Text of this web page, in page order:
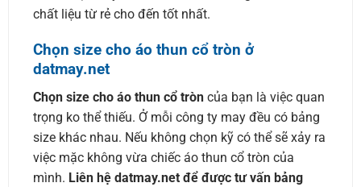
chất liệu từ rẻ cho đến tốt nhất.
Chọn size cho áo thun cổ tròn ở
datmay.net
Chọn size cho áo thun cổ tròn của bạn là việc quan
trọng ko thể thiếu. Ở mỗi công ty may đều có bảng
size khác nhau. Nếu không chọn kỹ có thể sẽ xảy ra
việc mặc không vừa chiếc áo thun cổ tròn của
mình. Liên hệ datmay.net để được tư vấn bảng